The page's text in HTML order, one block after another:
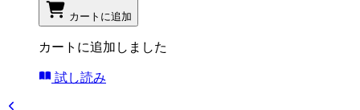
カートに追加
カートに追加しました
試し読み